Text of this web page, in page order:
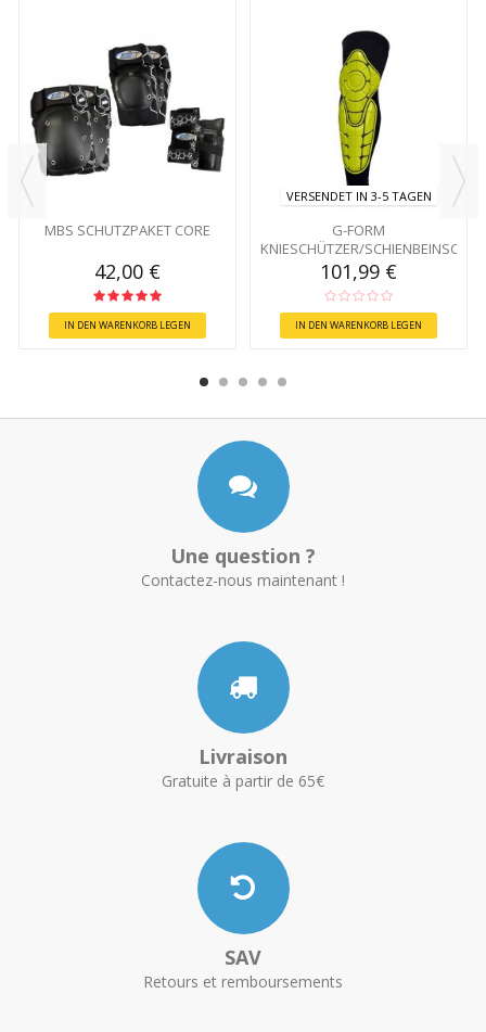
MBS SCHUTZPAKET CORE
42,00 €
IN DEN WARENKORB LEGEN
VERSENDET IN 3-5 TAGEN
G-FORM
KNIESCHÜTZER/
101,99 €
IN DEN WARENKORB LEGEN
Une question ?
Contactez-nous maintenant !
Livraison
Gratuite à partir de 65€
SAV
Retours et remboursements